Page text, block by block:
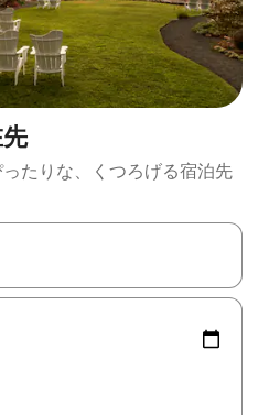
たりな、くつろげる宿泊先
下の矢印キーを使って移動するか